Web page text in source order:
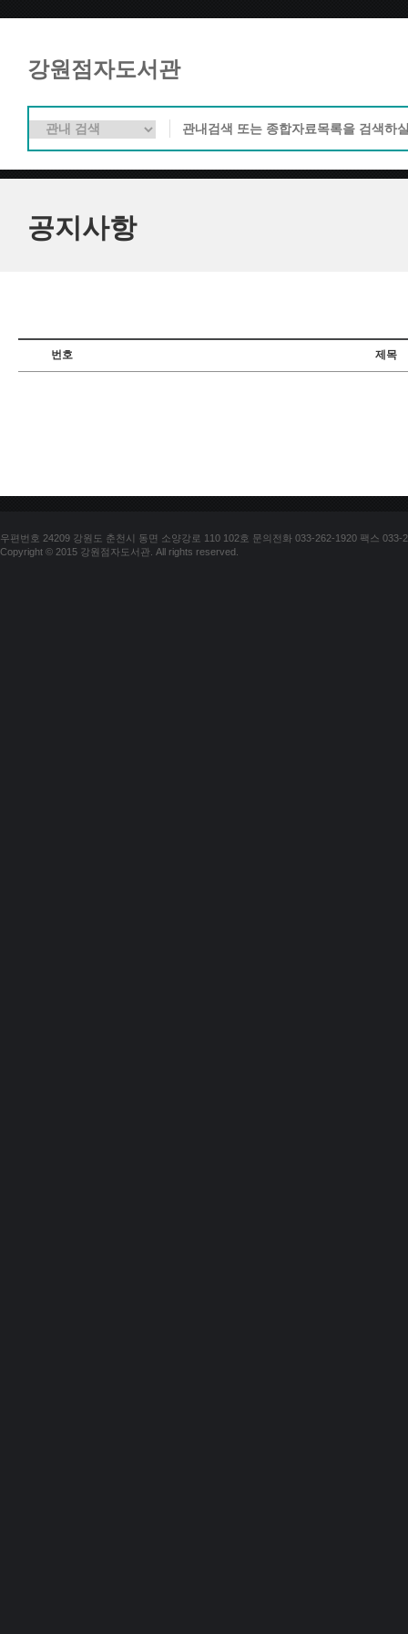
강원점자도서관
공지사항
번호 제목
우편번호 24209 강원도 춘천시 동면 소양강로 110 102호 문의전화 033-262-1920 팩스 033-
Copyright © 2015 강원점자도서관. All rights reserved.